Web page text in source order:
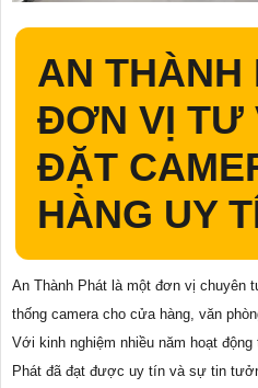
AN THÀNH
ĐƠN VỊ TƯ
ĐẶT
HÀNG UY
An Thành Phát là một đơn vị chuyên
thống camera cho cửa hàng, văn
Với kinh nghiệm nhiều năm hoạt
Phát đã đạt được uy tín và sự tin